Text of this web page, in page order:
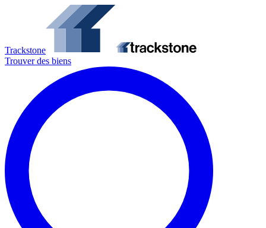
Trackstone
Trouver des biens